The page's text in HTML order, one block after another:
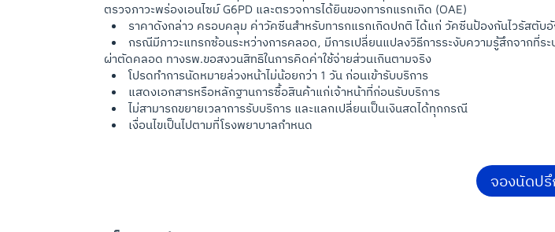
ตรวจภาวะพร่องเอนไซม์ G6PD และตรวจการได้ยินของทารกแรกเกิด (OAE)
ราคาดังกล่าว ครอบคลุม ค่าวัคซีนสำหรับทารกแรกเกิดปกติ ได้แก่ วัคซีนป้องกันไวรัสตับอั
กรณีมีภาวะแทรกซ้อนระหว่างการคลอด, มีการเปลี่ยนแปลงวิธีการระงับความรู้สึกจากที่
ผ่าตัดคลอด ทางรพ.ขอสงวนสิทธิในการคิดค่าใช้จ่ายส่วนเกินตามจริง
โปรดทำการนัดหมายล่วงหน้าไม่น้อยกว่า 1 วัน ก่อนเข้ารับบริการ
แสดงเอกสารหรือหลักฐานการซื้อสินค้าแก่เจ้าหน้าที่ก่อนรับบริการ
ไม่สามารถขยายเวลาการรับบริการ และแลกเปลี่ยนเป็นเงินสดได้ทุกกรณี
เงื่อนไขเป็นไปตามที่โรงพยาบาลกำหนด
จองนัดป